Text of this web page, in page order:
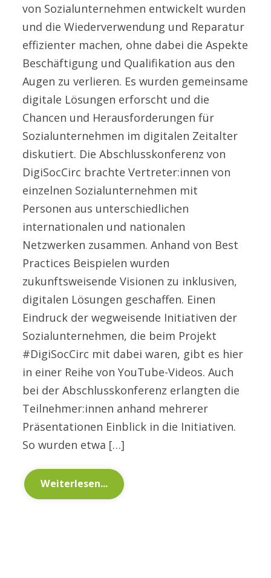
von Sozialunternehmen entwickelt wurden
und die Wiederverwendung und Reparatur
effizienter machen, ohne dabei die Aspekte
Beschäftigung und Qualifikation aus den
Augen zu verlieren. Es wurden gemeinsame
digitale Lösungen erforscht und die
Chancen und Herausforderungen für
Sozialunternehmen im digitalen Zeitalter
diskutiert. Die Abschlusskonferenz von
DigiSocCirc brachte Vertreter:innen von
einzelnen Sozialunternehmen mit
Personen aus unterschiedlichen
internationalen und nationalen
Netzwerken zusammen. Anhand von Best
Practices Beispielen wurden
zukunftsweisende Visionen zu inklusiven,
digitalen Lösungen geschaffen. Einen
Eindruck der wegweisende Initiativen der
Sozialunternehmen, die beim Projekt
#DigiSocCirc mit dabei waren, gibt es hier
in einer Reihe von YouTube-Videos. Auch
bei der Abschlusskonferenz erlangten die
Teilnehmer:innen anhand mehrerer
Präsentationen Einblick in die Initiativen.
So wurden etwa […]
Weiterlesen...